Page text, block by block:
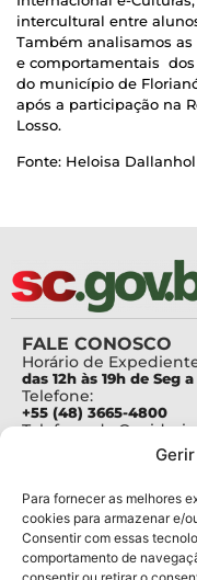
Para fornecer as melhores
cookies para armazenar e/
Consentir com essas
comportamento de
intercultural entre
Também analisamos
e comportamentais
do município de
após a participação na
Losso.
Fonte: Heloisa Dallanhol
FALE CONOSCO
Horário de
das 12h às 19h de Seg
Telefone:
+55 (48) 3665-4800
Telefone da Ouvidoria
Para assuntos
Para assuntos
Para assuntos